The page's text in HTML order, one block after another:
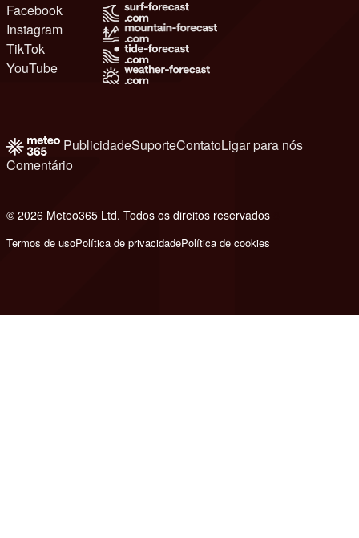
Facebook
Instagram
TikTok
YouTube
PublicidadeSuporteContatoLigar para nós
Comentário
© 2026 Meteo365 Ltd. Todos os direitos reservados
Termos de usoPolítica de privacidadePolítica de cookies